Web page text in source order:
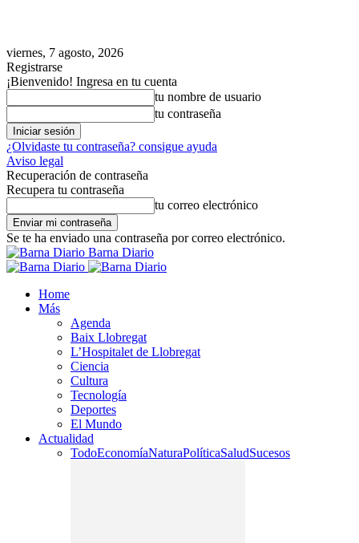
viernes, 7 agosto, 2026
Registrarse
¡Bienvenido! Ingresa en tu cuenta
tu nombre de usuario
tu contraseña
¿Olvidaste tu contraseña? consigue ayuda
Aviso legal
Recuperación de contraseña
Recupera tu contraseña
tu correo electrónico
Se te ha enviado una contraseña por correo electrónico.
Barna Diario
Home
Más
Agenda
Baix Llobregat
L’Hospitalet de Llobregat
Ciencia
Cultura
Tecnología
Deportes
El Mundo
Actualidad
TodoEconomíaNaturaPolíticaSaludSucesos